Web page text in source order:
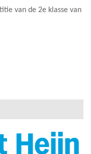
van de 2e klasse van